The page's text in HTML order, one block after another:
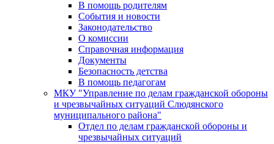
В помощь родителям
События и новости
Законодательство
О комиссии
Справочная информация
Документы
Безопасность детства
В помощь педагогам
МКУ "Управление по делам гражданской обороны
и чрезвычайных ситуаций Слюдянского
муниципального района"
Отдел по делам гражданской обороны и
чрезвычайных ситуаций